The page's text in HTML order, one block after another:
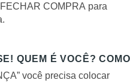
COMPRA para
QUEM É VOCÊ?
você precisa colocar